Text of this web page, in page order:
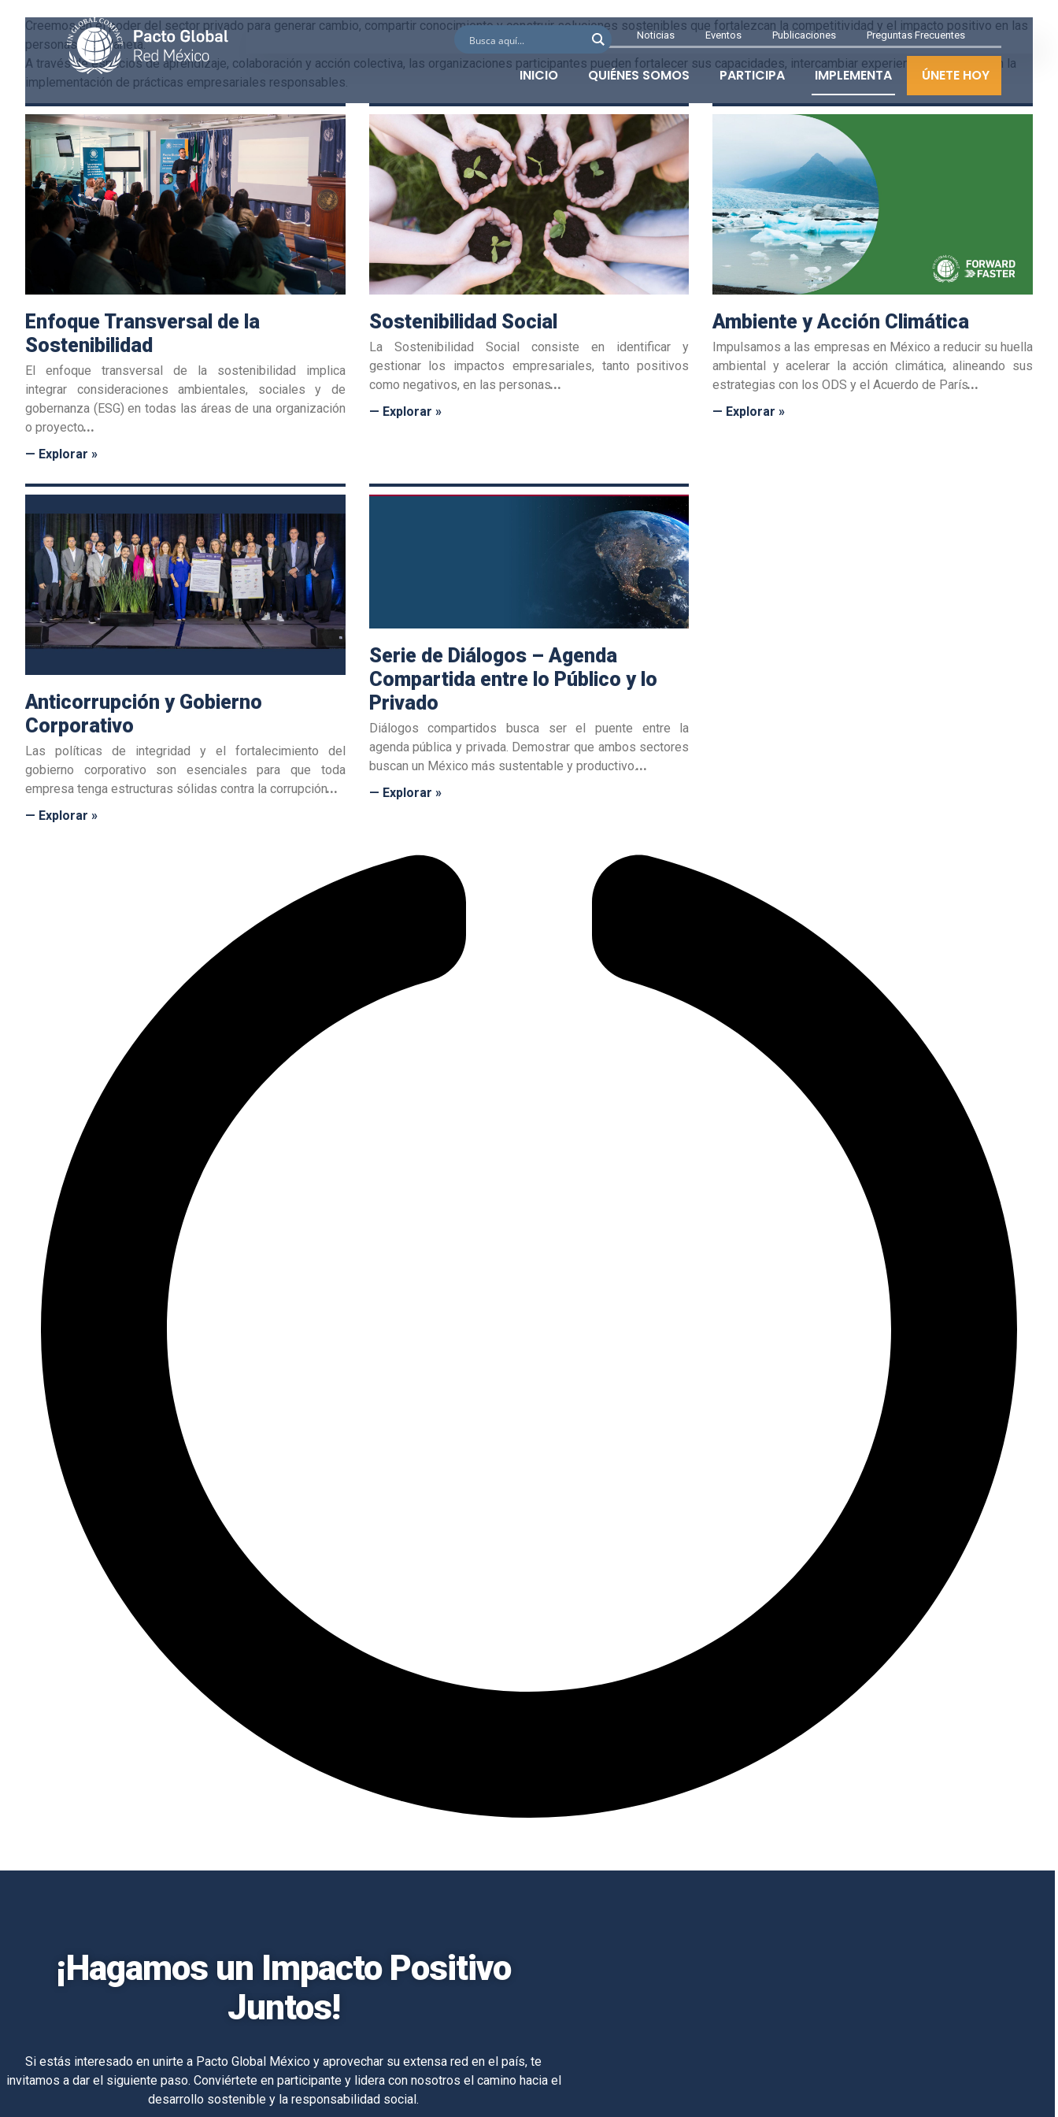
Noticias Eventos Publicaciones Preguntas Frecuentes
INICIO QUIÉNES SOMOS PARTICIPA IMPLEMENTA ÚNETE HOY
Creemos en el poder del sector privado para generar cambio, compartir conocimiento y construir soluciones sostenibles que fortalezcan la competitividad y el impacto positivo en las
personas y el planeta.
A través de espacios de aprendizaje, colaboración y acción colectiva, las organizaciones participantes pueden fortalecer sus capacidades, intercambiar experiencias y avanzar en la
implementación de prácticas empresariales responsables.
Enfoque Transversal de la
Sostenibilidad
El enfoque transversal de la sostenibilidad implica
integrar consideraciones ambientales, sociales y de
gobernanza (ESG) en todas las áreas de una organización
o proyecto
— Explorar »
Sostenibilidad Social
La Sostenibilidad Social consiste en identificar y
gestionar los impactos empresariales, tanto positivos
como negativos, en las personas
— Explorar »
Ambiente y Acción Climática
Impulsamos a las empresas en México a reducir su huella
ambiental y acelerar la acción climática, alineando sus
estrategias con los ODS y el Acuerdo de París
— Explorar »
Anticorrupción y Gobierno
Corporativo
Las políticas de integridad y el fortalecimiento del
gobierno corporativo son esenciales para que toda
empresa tenga estructuras sólidas contra la corrupción
— Explorar »
Serie de Diálogos – Agenda
Compartida entre lo Público y lo
Privado
Diálogos compartidos busca ser el puente entre la
agenda pública y privada. Demostrar que ambos sectores
buscan un México más sustentable y productivo.
— Explorar »
¡Hagamos un Impacto Positivo
Juntos!
Si estás interesado en unirte a Pacto Global México y aprovechar su extensa red en el país, te
invitamos a dar el siguiente paso. Conviértete en participante y lidera con nosotros el camino hacia el
desarrollo sostenible y la responsabilidad social.